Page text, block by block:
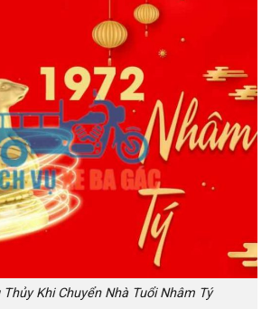
Khi Chuyển Nhà Tuổi Nhâm Tý